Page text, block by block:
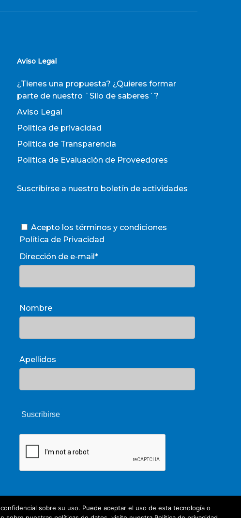
Aviso Legal
¿Tienes una propuesta? ¿Quieres formar
parte de nuestro `Silo de saberes´?
Aviso Legal
Política de privacidad
Política de Transparencia
Política de Evaluación de Proveedores
Suscribirse a nuestro boletín de actividades
Acepto los términos y condiciones
Política de Privacidad
Dirección de e-mail*
Nombre
Apellidos
sobre su uso. Puede aceptar el uso de esta tecnología o